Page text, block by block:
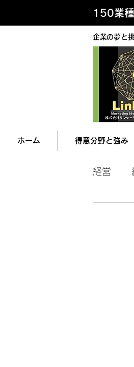
150業
企業の夢と
ホーム 得意分野と強み
経営
マ